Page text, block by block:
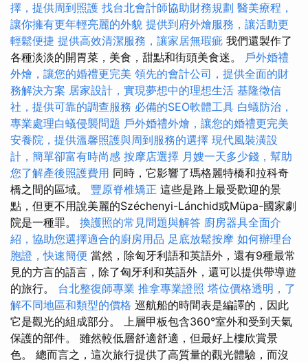
擇，提供周到照護 找台北會計師協助財務規劃 醫美療程，
讓你擁有更年輕亮麗的外貌 提供到府外燴服務，讓活動更
輕鬆便捷 提供高效清潔服務，讓家居無瑕疵 我們還製作了
各種淡淡的開胃菜，美食，甜點和街頭美食迷。 戶外婚禮
外燴，讓您的婚禮更完美 領先的會計公司，提供全面的財
務解決方案 居家設計，實現夢想中的理想生活 基隆徵信
社，提供可靠的調查服務 必備的SEO軟體工具 白蟻防治，
專業處理白蟻侵襲問題 戶外婚禮外燴，讓您的婚禮更完美
安養院，提供溫馨照護與周到服務的選擇 現代風裝潢設
計，簡單卻富有時尚感 按摩店選擇 月嫂一天多少錢，幫助
您了解產後照護費用 同時，它影響了瑪格麗特橋和拉科奇
橋之間的區域。 豐原脊椎矯正 這些是路上最受歡迎的景
點，但更不用說美麗的Széchenyi-Lánchid或Müpa-國家劇
院是一種罪。 換護照的常見問題與解答 廚房器具全面介
紹，協助您選擇適合的廚房用品 足底放鬆按摩 如何辦理台
胞證，快速簡便 當然，除匈牙利語和英語外，還有9種最常
見的方言的語言，除了匈牙利和英語外，還可以提供帶導遊
的旅行。 台北整復師專業 推拿專業證照 塔位價格透明，了
解不同地區和類型的價格 巡航船的時間表是編譯的，因此
它是觀光的組成部分。 上層甲板包含360°室外和受到天氣
保護的部件。 雖然較低層舒適舒適，但最好上樓欣賞景
色。 總而言之，這次旅行提供了高質量的觀光體驗，而沒